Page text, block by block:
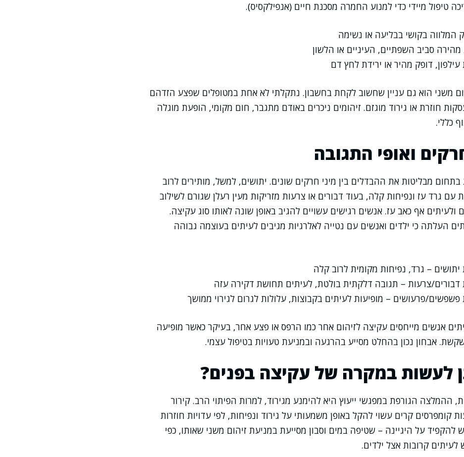
טיפול מיידי כדי למנוע החמרה מסכנת חיים (אנפילקסיס).
המלווה בקושי בבליעה או נשימה
מהירה סביב השפתיים, העיניים או הלשון
דופק מהיר או ירידת לחץ דם
משני הוא גם עניין שחשוב לקחת בחשבון. נתקלתי לא אחת במטופלים שפצע הזדהם
חוזרת או גירוד מוגזם. זיהומים ניכרים באודם מתגבר, חום מקומי, הופעת מוגלה
כללי.
ואופי התגובה
בתחום מבליטות את ההבדלים בין מיני חרקים שונים. יתושים, למשל, מותירים לרוב
עם גרד עז ונפיחות קלה, בעוד דבורים או צרעות מזריקות מעין רעלן שגורם לשילוב
ולעיתים אף כאב עז. אנשים רגישים עשויים להגיב באופן שונה לאותו סוג עקיצה.
העלתה כי ילדים ואנשים עם נטייה לאלרגיות מגיבים לעיתים בעוצמה גבוהה
יתושים – גרד, נפיחות מקומית לרוב קלה
דבורים/צרעות – תגובה דלקתית בולטת, לעיתים תחושת דקירה עזה
פשפשים/פרעושים – מופיעות לעיתים בקבוצות, עלולות לגרום לגירוי ממושך
אנשים מייחסים עקיצה לזיהום אחר כמו הרפס או פצע אחר, בעיקר כאשר מופיעה
אבחון נכון בהחלט מסייע בהרגעה ובמניעת טעויות בטיפול עצמי.
לעשות במקרה של עקיצה בפנים?
ההמלצה הגורפת במפגשי ייעוץ היא להימנע מגירוד, למרות הפיתוי הרב. קירור
קומפרסים קרים עשוי להקל באופן משמעותי על גירוד ונפיחות, לפי עדויות חוזרות
להקפיד על היגיינה – שטיפה במים וסבון מסייעת במניעת זיהום משני שאותו, כפי
לעיתים קרובות אצל ילדים.